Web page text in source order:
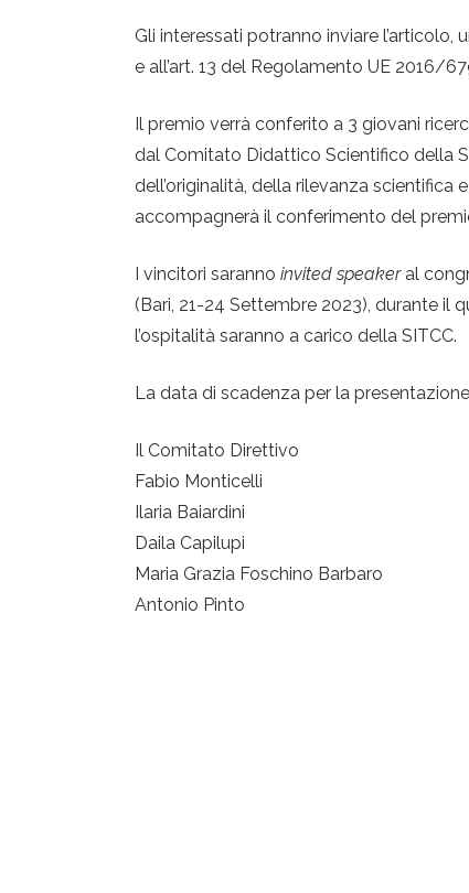
Gli interessati potranno inviare
e all’art. 13 del Regolamento UE 2016/
Il premio verrà conferito a 3 giovani
dal Comitato Didattico Scientifico della
dell’originalità, della rilevanza
accompagnerà il conferimento del
I vincitori saranno invited speaker al
(Bari, 21-24 Settembre 2023), durante il
l’ospitalità saranno a carico della SITCC.
La data di scadenza per la
Il Comitato Direttivo
Fabio Monticelli
Ilaria Baiardini
Daila Capilupi
Maria Grazia Foschino Barbaro
Antonio Pinto